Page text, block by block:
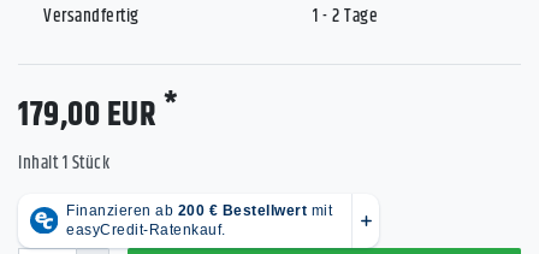
Versandfertig
1 - 2 Tage
179,00 EUR *
Inhalt1Stück